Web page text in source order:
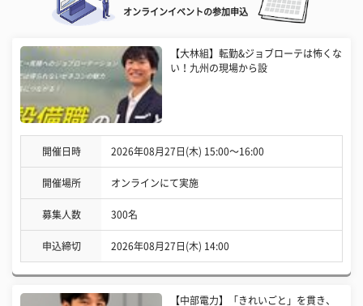
オンラインイベントの参加申込
【大林組】転勤&ジョブローテは怖くな
い！九州の現場から設
開催日時 2026年08月27日(木) 15:00〜16:00
開催場所 オンラインにて実施
募集人数 300名
申込締切 2026年08月27日(木) 14:00
【中部電力】「きれいごと」を貫き、